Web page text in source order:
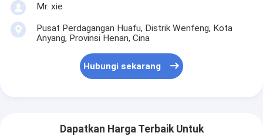
Mr. xie
Pusat Perdagangan Huafu, Distrik Wenfeng, Kota
Anyang, Provinsi Henan, Cina
Hubungi sekarang
Dapatkan Harga Terbaik Untuk